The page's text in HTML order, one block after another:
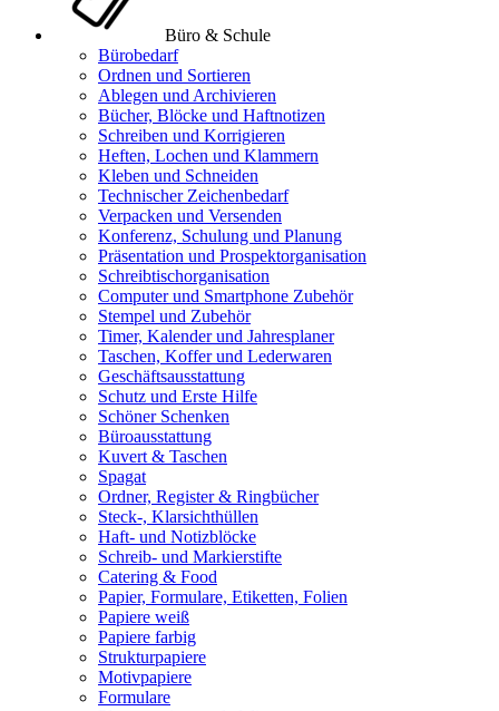
Büro & Schule
Bürobedarf
Ordnen und Sortieren
Ablegen und Archivieren
Bücher, Blöcke und Haftnotizen
Schreiben und Korrigieren
Heften, Lochen und Klammern
Kleben und Schneiden
Technischer Zeichenbedarf
Verpacken und Versenden
Konferenz, Schulung und Planung
Präsentation und Prospektorganisation
Schreibtischorganisation
Computer und Smartphone Zubehör
Stempel und Zubehör
Timer, Kalender und Jahresplaner
Taschen, Koffer und Lederwaren
Geschäftsausstattung
Schutz und Erste Hilfe
Schöner Schenken
Büroausstattung
Kuvert & Taschen
Spagat
Ordner, Register & Ringbücher
Steck-, Klarsichthüllen
Haft- und Notizblöcke
Schreib- und Markierstifte
Catering & Food
Papier, Formulare, Etiketten, Folien
Papiere weiß
Papiere farbig
Strukturpapiere
Motivpapiere
Formulare